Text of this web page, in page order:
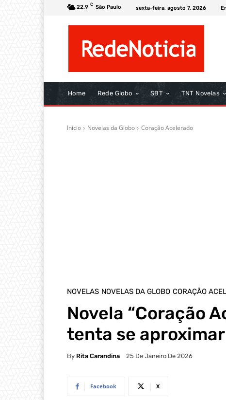
22.9 C São Paulo sexta-feira, agosto 7, 2026
Home Rede Globo SBT TNT Novelas
Início Novelas da Globo Coração Acelerado
NOVELAS NOVELAS DA GLOBO CORAÇÃO
Novela “Coração
tenta se
By Rita Carandina 25 De Janeiro De 2026
Facebook X